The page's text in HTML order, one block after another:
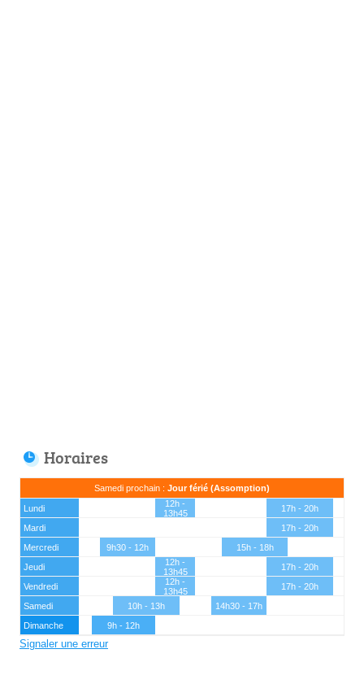
Horaires
Samedi prochain : Jour férié (Assomption)
Lundi
12h -
13h45
17h - 20h
Mardi
17h - 20h
Mercredi
9h30 - 12h
15h - 18h
Jeudi
12h -
13h45
17h - 20h
Vendredi
12h -
13h45
17h - 20h
Samedi
10h - 13h
14h30 - 17h
Dimanche
9h - 12h
Signaler une erreur